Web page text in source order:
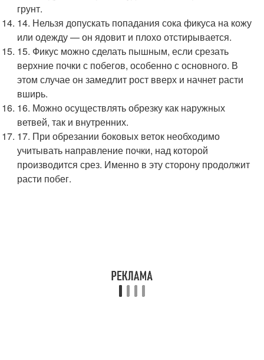
грунт.
14. Нельзя допускать попадания сока фикуса на кожу
или одежду — он ядовит и плохо отстирывается.
15. Фикус можно сделать пышным, если срезать
верхние почки с побегов, особенно с основного. В
этом случае он замедлит рост вверх и начнет расти
вширь.
16. Можно осуществлять обрезку как наружных
ветвей, так и внутренних.
17. При обрезании боковых веток необходимо
учитывать направление почки, над которой
производится срез. Именно в эту сторону продолжит
расти побег.